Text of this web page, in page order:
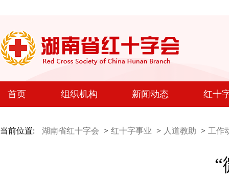
首页 组织机构 新闻动态 红十
当前位置: 湖南省红十字会 > 红十字事业 > 人道教助 > 工作
“